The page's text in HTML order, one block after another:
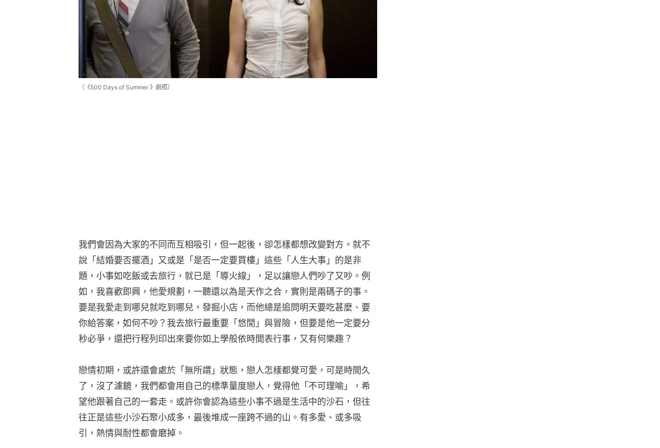
（《500 Days of Summer 》劇照）
我們會因為大家的不同而互相吸引，但一起後，卻怎樣都想改變對方。就不
說「結婚要否擺酒」又或是「是否一定要買樓」這些「人生大事」的是非
題，小事如吃飯或去旅行，就已是「導火線」，足以讓戀人們吵了又吵。例
如，我喜歡即興，他愛規劃，一聽還以為是天作之合，實則是兩碼子的事。
要是我愛走到哪兒就吃到哪兒，發掘小店，而他總是追問明天要吃甚麼、要
你給答案，如何不吵？我去旅行最重要「悠閒」與冒險，但要是他一定要分
秒必爭，還把行程列印出來要你如上學般依時間表行事，又有何樂趣？
戀情初期，或許還會處於「無所謂」狀態，戀人怎樣都覺可愛，可是時間久
了，沒了濾鏡，我們都會用自己的標準量度戀人，覺得他「不可理喻」，希
望他跟著自己的一套走。或許你會認為這些小事不過是生活中的沙石，但往
往正是這些小沙石聚小成多，最後堆成一座跨不過的山。有多愛、或多吸
引，熱情與耐性都會磨掉。